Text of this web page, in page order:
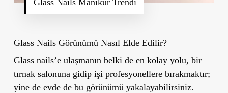
Glass Nails Görünümü Nasıl Elde Edilir?
Glass nails’e ulaşmanın belki de en kolay yolu, bir
tırnak salonuna gidip işi profesyonellere bırakmaktır;
yine de evde de bu görünümü yakalayabilirsiniz.